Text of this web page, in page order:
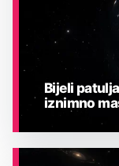
Bijeli
iznimno